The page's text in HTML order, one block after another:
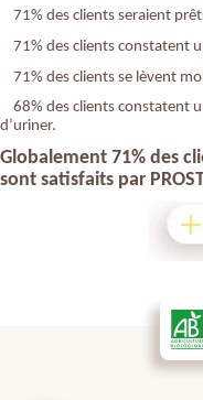
71% des clients seraient
71% des clients constatent
71% des clients se lèvent
68% des clients constatent
d’uriner.
Globalement 71% des
sont satisfaits par